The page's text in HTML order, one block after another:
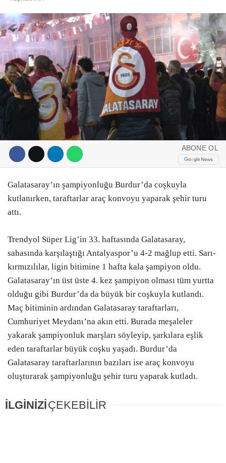
Facebook
Instagram
Youtube
DIĞER
ÇEVRE
RESMI İLANLAR
E-GAZETE
CANLI YAYIN
ABONE OL
Galatasaray’ın şampiyonluğu Burdur’da coşkuyla
kutlanırken, taraftarlar araç konvoyu yaparak şehir turu
attı.
Trendyol Süper Lig’in 33. haftasında Galatasaray,
sahasında karşılaştığı Antalyaspor’u 4-2 mağlup etti. Sarı-
kırmızılılar, ligin bitimine 1 hafta kala şampiyon oldu.
Galatasaray’ın üst üste 4. kez şampiyon olması tüm yurtta
olduğu gibi Burdur’da da büyük bir coşkuyla kutlandı.
Maç bitiminin ardından Galatasaray taraftarları,
Cumhuriyet Meydanı’na akın etti. Burada meşaleler
yakarak şampiyonluk marşları söyleyip, şarkılara eşlik
eden taraftarlar büyük coşku yaşadı. Burdur’da
Galatasaray taraftarlarının bazıları ise araç konvoyu
oluşturarak şampiyonluğu şehir turu yaparak kutladı.
İLGİNİZİÇEKEBİLİR